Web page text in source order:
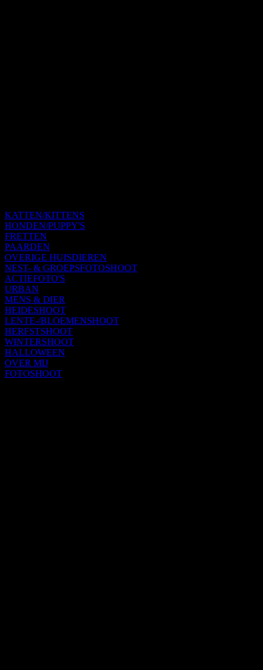
KATTEN/KITTENS
HONDEN/PUPPY'S
FRETTEN
PAARDEN
OVERIGE HUISDIEREN
NEST- & GROEPSFOTOSHOOT
ACTIEFOTO'S
URBAN
MENS & DIER
HEIDESHOOT
LENTE-/BLOEMENSHOOT
HERFSTSHOOT
WINTERSHOOT
HALLOWEEN
OVER MIJ
FOTOSHOOT